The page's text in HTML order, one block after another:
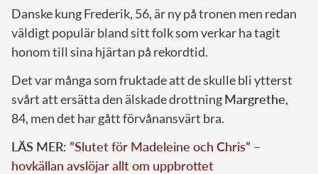
Danske kung Frederik, 56, är ny på tronen men redan
väldigt populär bland sitt folk som verkar ha tagit
honom till sina hjärtan på rekordtid.
Det var många som fruktade att de skulle bli ytterst
svårt att ersätta den älskade drottningMargrethe,
84, men det har gått förvånansvärt bra.
LÄS MER: ”Slutet för Madeleine och Chris” –
hovkällan avslöjar allt om uppbrottet